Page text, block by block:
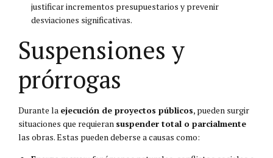
justificar incrementos presupuestarios y prevenir
desviaciones significativas.
Suspensiones y
prórrogas
Durante la ejecución de proyectos públicos, pueden surgir
situaciones que requieran suspender total o parcialmente
las obras. Estas pueden deberse a causas como: